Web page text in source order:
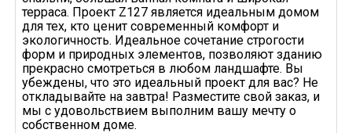
терраса. Проект Z127 является идеальным домом
для тех, кто ценит современный комфорт и
экологичность. Идеальное сочетание строгости
форм и природных элементов, позволяют зданию
прекрасно смотреться в любом ландшафте. Вы
убеждены, что это идеальный проект для вас? Не
откладывайте на завтра! Разместите свой заказ, и
мы с удовольствием выполним вашу мечту о
собственном доме.